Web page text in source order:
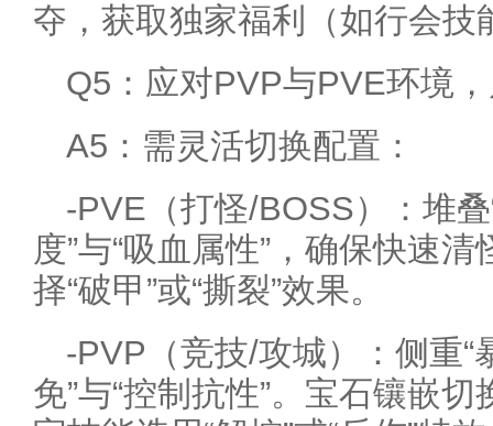
夺，获取独家福利（如行会技
Q5：应对PVP与PVE环境
A5：需灵活切换配置：
-PVE（打怪/BOSS）：堆
度”与“吸血属性”，确保快速
择“破甲”或“撕裂”效果。
-PVP（竞技/攻城）：侧重“
免”与“控制抗性”。宝石镶嵌